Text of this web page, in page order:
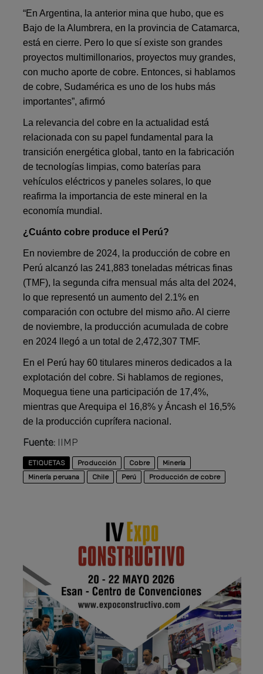
“En Argentina, la anterior mina que hubo, que es
Bajo de la Alumbrera, en la provincia de Catamarca,
está en cierre. Pero lo que sí existe son grandes
proyectos multimillonarios, proyectos muy grandes,
con mucho aporte de cobre. Entonces, si hablamos
de cobre, Sudamérica es uno de los hubs más
importantes”, afirmó
La relevancia del cobre en la actualidad está
relacionada con su papel fundamental para la
transición energética global, tanto en la fabricación
de tecnologías limpias, como baterías para
vehículos eléctricos y paneles solares, lo que
reafirma la importancia de este mineral en la
economía mundial.
¿Cuánto cobre produce el Perú?
En noviembre de 2024, la producción de cobre en
Perú alcanzó las 241,883 toneladas métricas finas
(TMF), la segunda cifra mensual más alta del 2024,
lo que representó un aumento del 2.1% en
comparación con octubre del mismo año. Al cierre
de noviembre, la producción acumulada de cobre
en 2024 llegó a un total de 2,472,307 TMF.
En el Perú hay 60 titulares mineros dedicados a la
explotación del cobre. Si hablamos de regiones,
Moquegua tiene una participación de 17,4%,
mientras que Arequipa el 16,8% y Áncash el 16,5%
de la producción cuprífera nacional.
Fuente: IIMP
ETIQUETAS Producción Cobre
Minería
Minería peruana
Chile Perú Producción de cobre